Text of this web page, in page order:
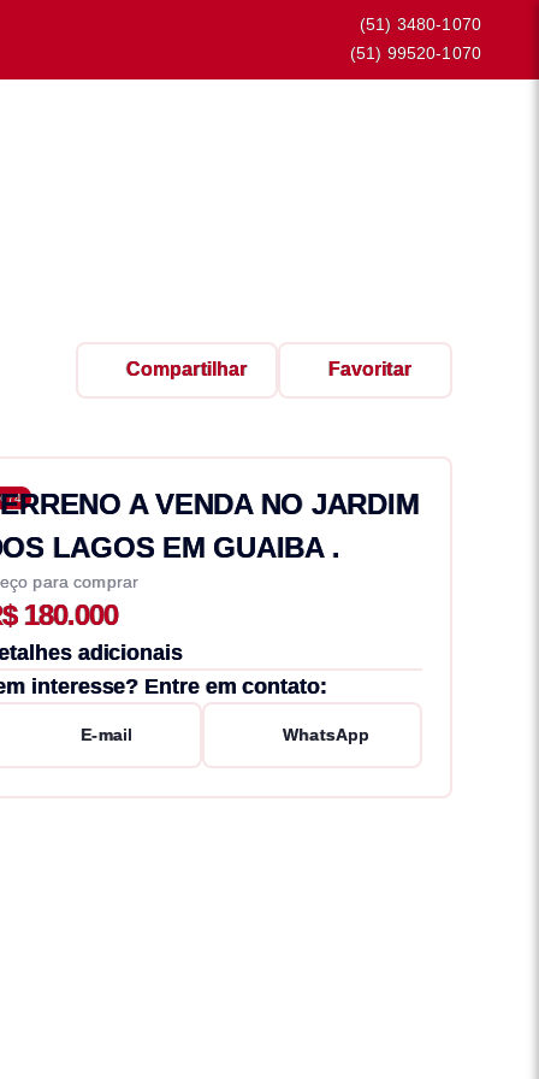
(51) 3480-1070
(51) 99520-1070
Compartilhar Favoritar
A VENDA NO JARDIM
LAGOS EM GUAIBA .
para comprar
180.000
adicionais
interesse? Entre em contato:
E-mail WhatsApp